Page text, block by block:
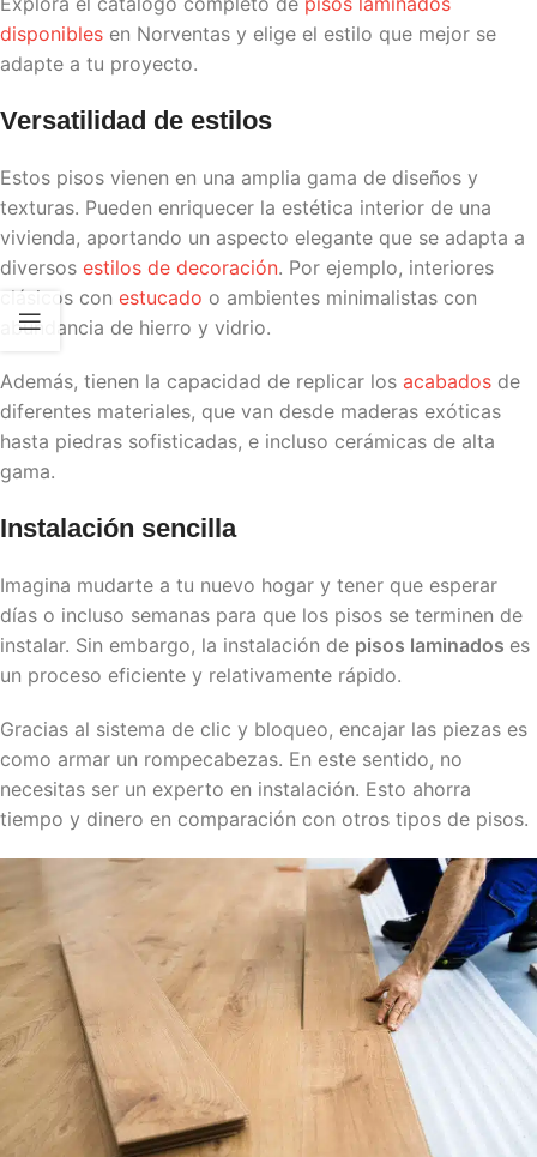
disponibles en Norventas y elige el estilo que mejor se
adapte a tu proyecto.
Versatilidad de estilos
Estos pisos vienen en una amplia gama de diseños y
texturas. Pueden enriquecer la estética interior de una
vivienda, aportando un aspecto elegante que se adapta a
diversos estilos de decoración. Por ejemplo, interiores
clásicos con estucado o ambientes minimalistas con
abundancia de hierro y vidrio.
Además, tienen la capacidad de replicar los acabados de
diferentes materiales, que van desde maderas exóticas
hasta piedras sofisticadas, e incluso cerámicas de alta
gama.
Instalación sencilla
Imagina mudarte a tu nuevo hogar y tener que esperar
días o incluso semanas para que los pisos se terminen de
instalar. Sin embargo, la instalación de pisos laminados es
un proceso eficiente y relativamente rápido.
Gracias al sistema de clic y bloqueo, encajar las piezas es
como armar un rompecabezas. En este sentido, no
necesitas ser un experto en instalación. Esto ahorra
tiempo y dinero en comparación con otros tipos de pisos.